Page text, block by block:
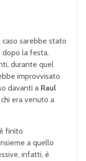
sarebbe stato
dopo la festa.
durante quel
improvvisato
davanti a Raul
era venuto a
è finito
a quello
infatti, è